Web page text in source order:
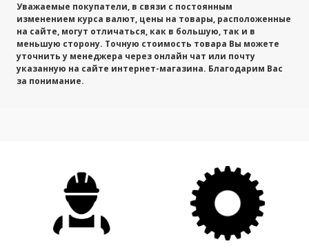
Уважаемые покупатели, в связи с постоянным
изменением курса валют, цены на товары, расположенные
на сайте, могут отличаться, как в большую, так и в
меньшую сторону. Точную стоимость товара Вы можете
уточнить у менеджера через онлайн чат или почту
указанную на сайте интернет-магазина. Благодарим Вас
за понимание.